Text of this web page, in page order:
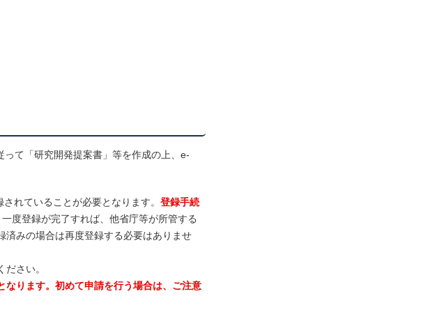
て「研究開発提案書」等を作成の上、e-
れていることが必要となります。 登録手続
一度登録が完了すれば、他省庁等が所管する
済みの場合は再度登録する必要はありませ
さい。
ります。初めて申請を行う場合は、ご注意